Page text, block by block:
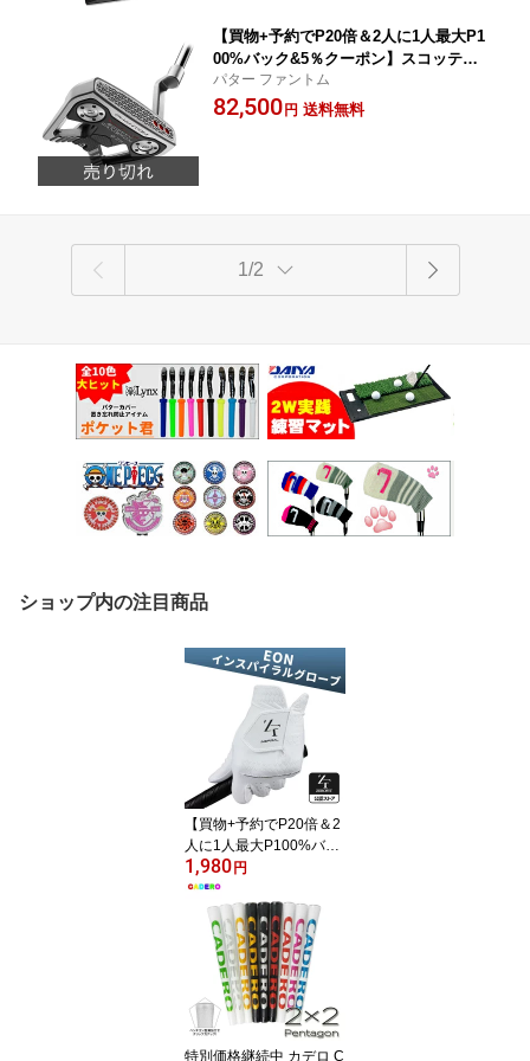
【買物+予約でP20倍＆2人に1人最大P1
00%バック&5％クーポン】スコッティ
キャメロン SCOTTY CAMERON 2026
PHANTOM 9.2R パター ファントム 9.2
パター ファントム
82,500円 送料無料
1/2
ショップ内の注目商品
【買物+予約でP20倍＆2
人に1人最大P100%バッ
ク&5％クーポン】ゼロフ
ィット NEWインスパイ
ラルグローブ 2024 EON
ZEROFIT INSPIRAL GLO
VES 左右選択可 イオン
スポーツ 雨 汗に強い ス
マホ操作可 水に強い ゴ
ルフグローブ メンズ レ
ディース 右用 左用
1,980円
特別価格継続中 カデロ C